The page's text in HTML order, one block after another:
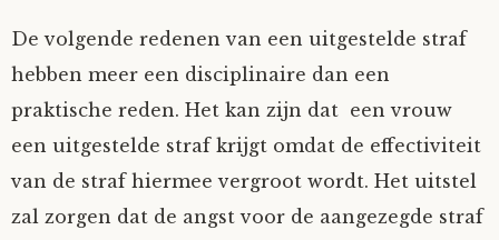
De volgende redenen van een uitgestelde straf
hebben meer een disciplinaire dan een
praktische reden. Het kan zijn dat een vrouw
een uitgestelde straf krijgt omdat de effectiviteit
van de straf hiermee vergroot wordt. Het uitstel
zal zorgen dat de angst voor de aangezegde straf